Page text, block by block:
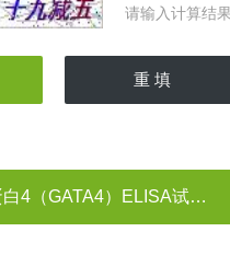
请输入计算结
（GATA4）ELISA试剂盒